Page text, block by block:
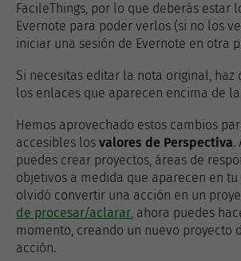
FacileThings, por lo que deberás estar
Evernote para poder verlos (si no los
iniciar una sesión de Evernote en otra
Si necesitas editar la nota original, haz
los enlaces que aparecen encima de
Hemos aprovechado estos cambios
accesibles los valores de Perspectiva.
puedes crear proyectos, áreas de
objetivos a medida que aparecen en tu
olvidó convertir una acción en un
de procesar/aclarar, ahora puedes
momento, creando un nuevo proyecto
acción.